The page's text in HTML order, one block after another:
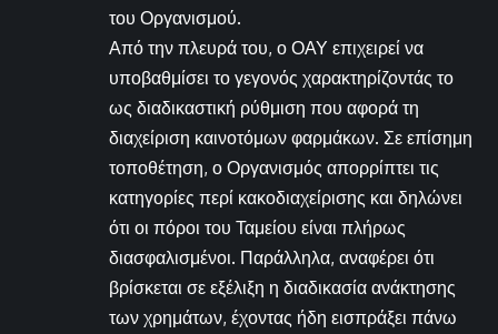
του Οργανισμού.
Από την πλευρά του, ο ΟΑΥ επιχειρεί να
υποβαθμίσει το γεγονός χαρακτηρίζοντάς το
ως διαδικαστική ρύθμιση που αφορά τη
διαχείριση καινοτόμων φαρμάκων. Σε επίσημη
τοποθέτηση, ο Οργανισμός απορρίπτει τις
κατηγορίες περί κακοδιαχείρισης και δηλώνει
ότι οι πόροι του Ταμείου είναι πλήρως
διασφαλισμένοι. Παράλληλα, αναφέρει ότι
βρίσκεται σε εξέλιξη η διαδικασία ανάκτησης
των χρημάτων, έχοντας ήδη εισπράξει πάνω